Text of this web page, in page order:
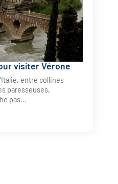
visiter Vérone
entre collines
paresseuses,
pas...